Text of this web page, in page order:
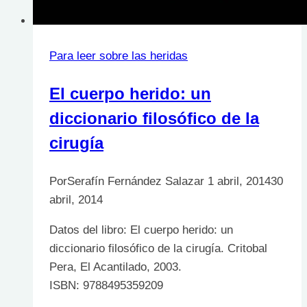
Para leer sobre las heridas
El cuerpo herido: un
diccionario filosófico de la
cirugía
PorSerafín Fernández Salazar 1 abril, 201430
abril, 2014
Datos del libro: El cuerpo herido: un
diccionario filosófico de la cirugía. Critobal
Pera, El Acantilado, 2003.
ISBN: 9788495359209